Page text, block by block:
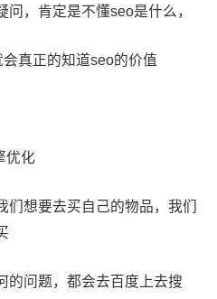
，肯定是不懂seo是什么，
真正的知道seo的价值
优化
想要去买自己的物品，我们
的问题，都会去百度上去搜